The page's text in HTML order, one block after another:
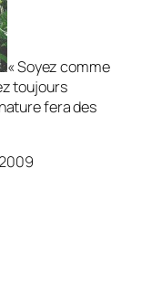
« Soyez comme
toujours
fera des